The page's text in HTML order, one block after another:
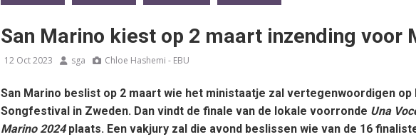
San Marino kiest op 2 maart inzending voor
12 Oct 2023 sga Chloe Hashemi - EBU
San Marino beslist op 2 maart wie het ministaatje zal vertegenwoordigen op
Songfestival in Zweden. Dan vindt de finale van de lokale voorronde Una
Marino 2024 plaats. Een vakjury zal die avond beslissen wie van de 16